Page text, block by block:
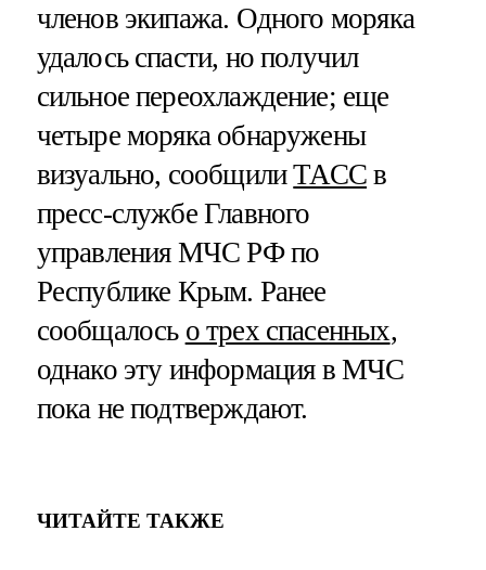
членов экипажа. Одного моряка
удалось спасти, но получил
сильное переохлаждение; еще
четыре моряка обнаружены
визуально, сообщилиТАСС в
пресс-службе Главного
управления МЧС РФ по
Республике Крым. Ранее
сообщалось о трех спасенных,
однако эту информация в МЧС
пока не подтверждают.
ЧИТАЙТЕ ТАКЖЕ